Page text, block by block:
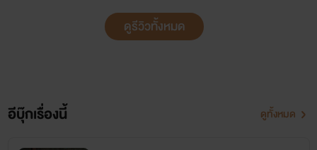
ดูรีวิวทั้งหมด
อีบุ๊กเรื่องนี้ ดูทั้งหมด